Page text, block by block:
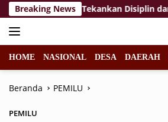
Langsung
ke
konten
Breaking News2026, Tekankan Disiplin dan
HOME NASIONAL DESA DAERAH
Beranda PEMILU
PEMILU